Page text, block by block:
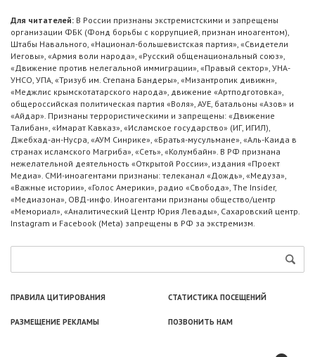
Для читателей: В России признаны экстремистскими и запрещены
организации ФБК (Фонд борьбы с коррупцией, признан иноагентом),
Штабы Навального, «Национал-большевистская партия», «Свидетели
Иеговы», «Армия воли народа», «Русский общенациональный союз»,
«Движение против нелегальной иммиграции», «Правый сектор», УНА-
УНСО, УПА, «Тризуб им. Степана Бандеры», «Мизантропик дивижн»,
«Меджлис крымскотатарского народа», движение «Артподготовка»,
общероссийская политическая партия «Воля», АУЕ, батальоны «Азов» и
«Айдар». Признаны террористическими и запрещены: «Движение
Талибан», «Имарат Кавказ», «Исламское государство» (ИГ, ИГИЛ),
Джебхад-ан-Нусра, «АУМ Синрике», «Братья-мусульмане», «Аль-Каида в
странах исламского Магриба», «Сеть», «Колумбайн». В РФ признана
нежелательной деятельность «Открытой России», издания «Проект
Медиа». СМИ-иноагентами признаны: телеканал «Дождь», «Медуза»,
«Важные истории», «Голос Америки», радио «Свобода», The Insider,
«Медиазона», ОВД-инфо. Иноагентами признаны общество/центр
«Мемориал», «Аналитический Центр Юрия Левады», Сахаровский центр.
Instagram и Facebook (Metа) запрещены в РФ за экстремизм.
ПРАВИЛА ЦИТИРОВАНИЯ СТАТИСТИКА ПОСЕЩЕНИЙ
РАЗМЕЩЕНИЕ РЕКЛАМЫ ПОЗВОНИТЬ НАМ